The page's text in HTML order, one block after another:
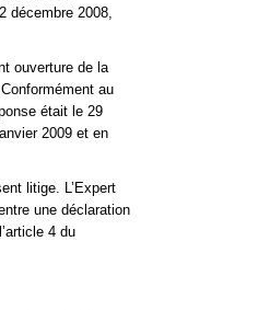
décembre 2008,
ouverture de la
au
était le 29
2009 et en
litige. L’Expert
une déclaration
4 du